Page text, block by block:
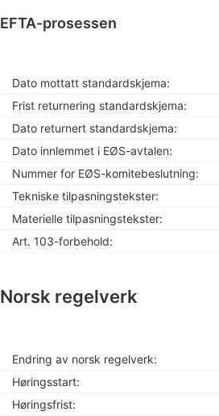
EFTA-prosessen
Dato mottatt standardskjema:
Frist returnering standardskjema:
Dato returnert standardskjema:
Dato innlemmet i EØS-avtalen:
Nummer for EØS-komitebeslutning:
Tekniske tilpasningstekster:
Materielle tilpasningstekster:
Art. 103-forbehold:
Norsk regelverk
Endring av norsk regelverk:
Høringsstart:
Høringsfrist: